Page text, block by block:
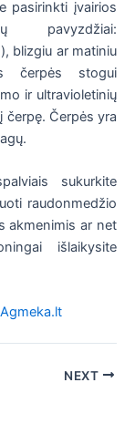
pasirinkti įvairios
), blizgiu ar matiniu
čerpės stogui
ir ultravioletinių
čerpę. Čerpės yra
sukurkite
raudonmedžio
akmenimis ar net
išlaikysite
Agmeka.lt
NEXT